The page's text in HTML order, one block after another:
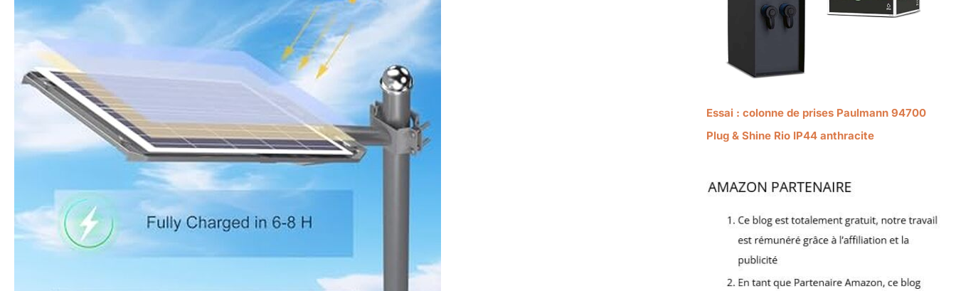
Essai : colonne de prises Paulmann 94700
Plug & Shine Rio IP44 anthracite